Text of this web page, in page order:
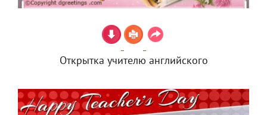
Открытка учителю английского